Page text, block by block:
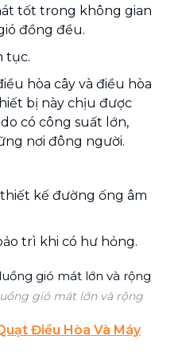
tốt trong không gian
đồng đều.
tục.
hòa cây và điều hòa
bị này chịu được
có công suất lớn,
nơi đông người.
kế đường ống âm
trì khi có hư hỏng.
gió mát lớn và rộng
Điều Hòa Và Máy